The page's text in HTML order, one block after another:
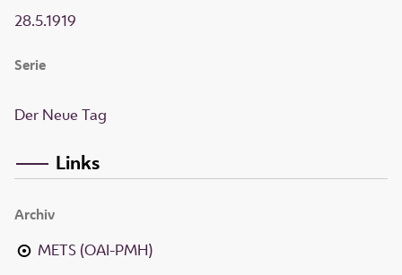
28.5.1919
Serie
Der Neue Tag
Links
Archiv
METS (OAI-PMH)